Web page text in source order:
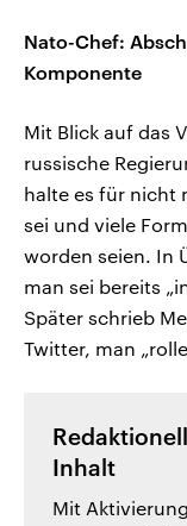
Nato-Chef:
Komponente
Mit Blick auf das
russische
halte es für nicht
sei und viele
worden seien. In
man sei bereits
Später schrieb
Twitter, man
Inhalt
Mit